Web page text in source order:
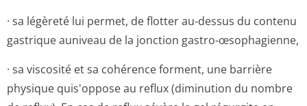
· sa légèreté lui permet, de flotter au-dessus du contenu
gastrique auniveau de la jonction gastro-œsophagienne,
· sa viscosité et sa cohérence forment, une barrière
physique quis'oppose au reflux (diminution du nombre